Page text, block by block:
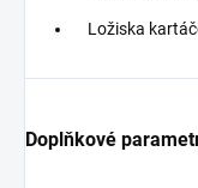
Ložiska
Doplňkové